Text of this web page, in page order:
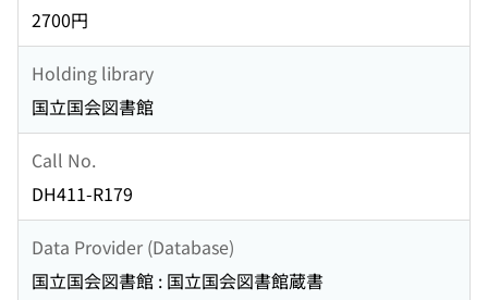
2700円
Holding library
国立国会図書館
Call No.
DH411-R179
Data Provider (Database)
国立国会図書館 : 国立国会図書館蔵書